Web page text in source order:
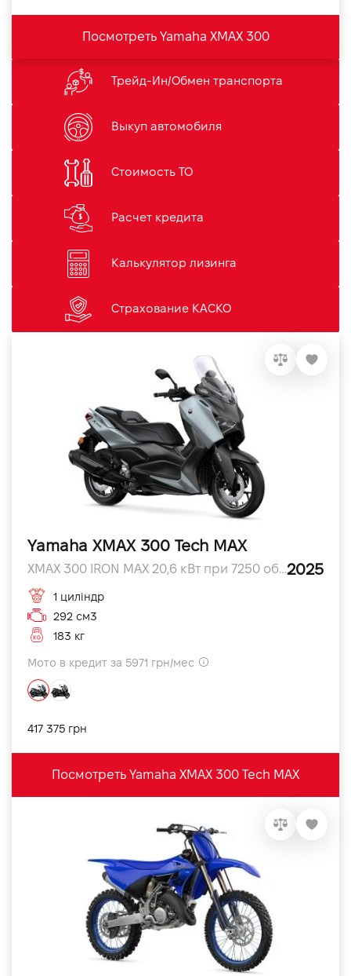
Посмотреть Yamaha XMAX 300
Трейд-Ин/Обмен транспорта
Выкуп автомобиля
Стоимость ТО
Расчет кредита
Калькулятор лизинга
Страхование КАСКО
Yamaha XMAX 300 Tech MAX
XMAX 300 IRON MAX 20,6 кВт при 7250 об/хв л.с.2025
1 циліндр
292 см3
183 кг
Мото в кредит за 5971 грн/мес
417 375 грн
Посмотреть Yamaha XMAX 300 Tech MAX